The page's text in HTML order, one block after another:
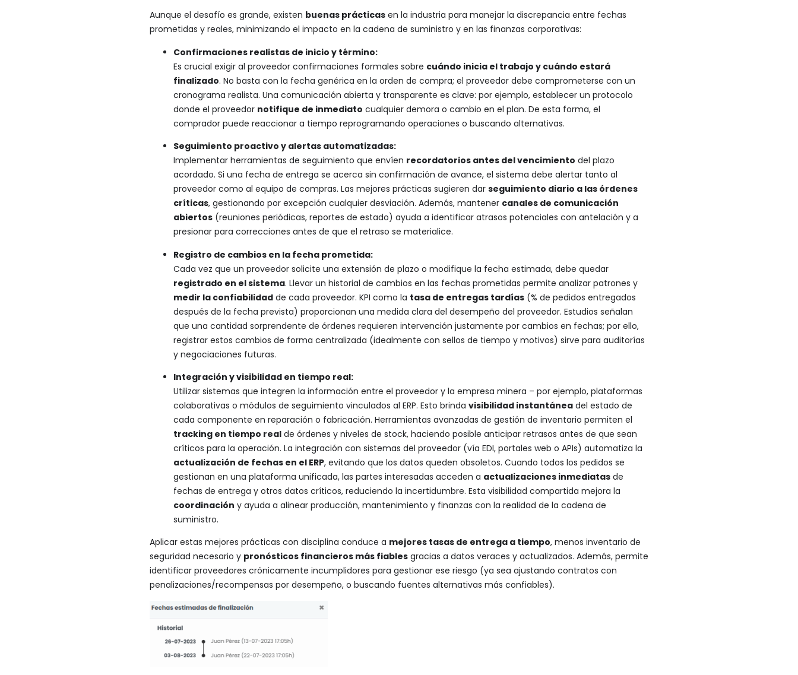
Aunque el desafío es grande, existen buenas prácticas en la industria para manejar la discrepancia entre fechas
prometidas y reales, minimizando el impacto en la cadena de suministro y en las finanzas corporativas:
Confirmaciones realistas de inicio y término:
Es crucial exigir al proveedor confirmaciones formales sobre cuándo inicia el trabajo y cuándo estará
finalizado. No basta con la fecha genérica en la orden de compra; el proveedor debe comprometerse con un
cronograma realista. Una comunicación abierta y transparente es clave: por ejemplo, establecer un protocolo
donde el proveedor notifique de inmediato cualquier demora o cambio en el plan. De esta forma, el
comprador puede reaccionar a tiempo reprogramando operaciones o buscando alternativas.
Seguimiento proactivo y alertas automatizadas:
Implementar herramientas de seguimiento que envíen recordatorios antes del vencimiento del plazo
acordado. Si una fecha de entrega se acerca sin confirmación de avance, el sistema debe alertar tanto al
proveedor como al equipo de compras. Las mejores prácticas sugieren dar seguimiento diario a las órdenes
críticas, gestionando por excepción cualquier desviación. Además, mantener canales de comunicación
abiertos (reuniones periódicas, reportes de estado) ayuda a identificar atrasos potenciales con antelación y a
presionar para correcciones antes de que el retraso se materialice.
Registro de cambios en la fecha prometida:
Cada vez que un proveedor solicite una extensión de plazo o modifique la fecha estimada, debe quedar
registrado en el sistema. Llevar un historial de cambios en las fechas prometidas permite analizar patrones y
medir la confiabilidad de cada proveedor. KPI como la tasa de entregas tardías (% de pedidos entregados
después de la fecha prevista) proporcionan una medida clara del desempeño del proveedor. Estudios señalan
que una cantidad sorprendente de órdenes requieren intervención justamente por cambios en fechas; por ello,
registrar estos cambios de forma centralizada (idealmente con sellos de tiempo y motivos) sirve para auditorías
y negociaciones futuras.
Integración y visibilidad en tiempo real:
Utilizar sistemas que integren la información entre el proveedor y la empresa minera – por ejemplo, plataformas
colaborativas o módulos de seguimiento vinculados al ERP. Esto brinda visibilidad instantánea del estado de
cada componente en reparación o fabricación. Herramientas avanzadas de gestión de inventario permiten el
tracking en tiempo real de órdenes y niveles de stock, haciendo posible anticipar retrasos antes de que sean
críticos para la operación. La integración con sistemas del proveedor (vía EDI, portales web o APIs) automatiza la
actualización de fechas en el ERP, evitando que los datos queden obsoletos. Cuando todos los pedidos se
gestionan en una plataforma unificada, las partes interesadas acceden a actualizaciones inmediatas de
fechas de entrega y otros datos críticos, reduciendo la incertidumbre. Esta visibilidad compartida mejora la
coordinación y ayuda a alinear producción, mantenimiento y finanzas con la realidad de la cadena de
suministro.
Aplicar estas mejores prácticas con disciplina conduce a mejores tasas de entrega a tiempo, menos inventario de
seguridad necesario y pronósticos financieros más fiables gracias a datos veraces y actualizados. Además, permite
identificar proveedores crónicamente incumplidores para gestionar ese riesgo (ya sea ajustando contratos con
penalizaciones/recompensas por desempeño, o buscando fuentes alternativas más confiables).